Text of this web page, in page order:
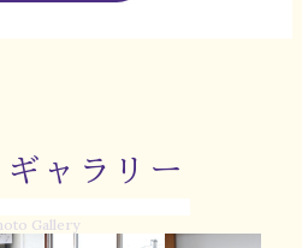
ャラリー
Gallery